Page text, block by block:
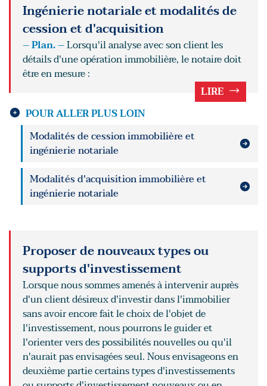
Ingénierie notariale et modalités de
cession et d'acquisition
– Plan. –Lorsqu'il analyse avec son client les
détails d'une opération immobilière, le notaire doit
être en mesure :
LIRE
POUR ALLER PLUS LOIN
Modalités de cession immobilière et
ingénierie notariale
Modalités d'acquisition immobilière et
ingénierie notariale
Proposer de nouveaux types ou
supports d'investissement
Lorsque nous sommes amenés à intervenir auprès
d'un client désireux d'investir dans l'immobilier
sans avoir encore fait le choix de l'objet de
l'investissement, nous pourrons le guider et
l'orienter vers des possibilités nouvelles ou qu'il
n'aurait pas envisagées seul. Nous envisageons en
deuxième partie certains types d'investissements